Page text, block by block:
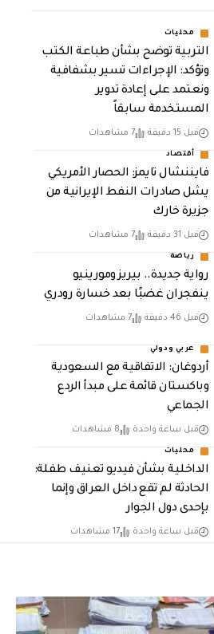
محليات
التربية توضح بشأن طباعة الكتب
وتؤكد: الإجراءات تسير بشفافية
ونعتمد على إعادة تدوير
المستخدمة سابقاً
قبل 15 دقيقة 7 مشاهدات
أقتصاد
فايننشال تايمز: الحصار الأمريكي
يشل صادرات النفط الإيرانية من
جزيرة خارك
قبل 31 دقيقة 7 مشاهدات
رياضة
رواية جديدة.. بيريز ومورينيو
ينفجران غضبًا بعد خسارة رودري
قبل 46 دقيقة 7 مشاهدات
عربي ودولي
أردوغان: الاتفاقية مع السعودية
وباكستان قائمة على مبدأ الردع
الجماعي
قبل ساعة واحدة 8 مشاهدات
محليات
الداخلية بشأن فيديو تعنيف طفلة:
الحادثة لم تقع داخل العراق وإنما
بإحدى دول الجوار
قبل ساعة واحدة 17 مشاهدات